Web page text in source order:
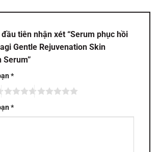
tiên nhận xét “Serum phục hồi
Gentle Rejuvenation Skin
Serum”
*
*